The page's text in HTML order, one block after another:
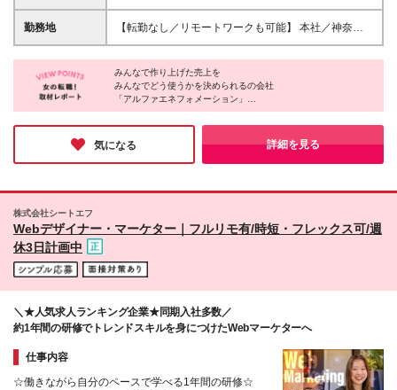
ランクは問いません。 ★社会人未経験の方も歓迎し
ます！ ◎Webに日常的に触れている方は歓迎！ # ＼
たい ■SNSに関わる仕事にチャレンジしたい
■YouTube、TikTok、Instagramに興味がある方 ■AIに
興味がある方 ■専門的スキルを身に着けたい方
を考慮して決定します。 試用期間中：（6ヶ月） 一都
三県：月給22万円～50万円 その他：月給20万円～50
勤務地
【転勤なし／リモートワークも可能】 本社／神奈川
県横浜市港北区篠原町3014 東急新横浜南ビル5階 ※
勤務地はご希望を考慮し、決定します。 ※転居を伴う
転勤はありません。 【プロジェクト先】 一都三県、
関東、中部、関西、中国、九州、東北など多数！ ま
たは各近郊のプロジェクト先 ※希望を考慮の上、配属
プロジェクトを決定します。 （北海道、青森県、岩
手県、宮城県、秋田県、山形県、福島県、茨城県、栃
木県、群馬県、埼玉県、千葉県、東京都、神奈川県、
地
みんなで作り上げた売上を
みんなでどう使うかを決められるの会社
「アルファエネフォメーション」
上記を第一に考え、会社として、チームとして動いています。
【創造を現実に。世界一諦めの悪いチームが常識を超えた結果を
作る。】
新たなステージへと羽ばたいています。
気になる 詳細を見る
株式会社シートエフ
Webデザイナー・マーケター｜フルリモ有/時短・フレックス可/週
休3日計画中
＼★人気求人ランキング企業★同期入社多数／
約1年間の研修でトレンドスキルを⾝につけたWebマーケターへ
仕事内容
☆働きながら⾃分のペースで学べる1年間の研修☆